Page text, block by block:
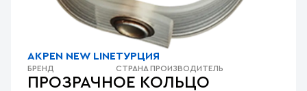
ПРОЗРАЧНОЕ КОЛЬЦО
AKPEN NEW LINE
БРЕНД
ТУРЦИЯ
СТРАНА ПРОИЗВОДИТЕЛЬ